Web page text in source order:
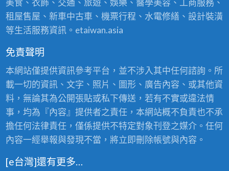
美食、衣飾、交通、旅遊、娛樂、醫學美容、工商服務、
租屋售屋、新車中古車、機票行程、水電修繕、設計裝潢
等生活服務資訊。etaiwan.asia
免責聲明
本網站僅提供資訊參考平台，並不涉入其中任何諮詢。所
載一切的資訊、文字、照片、圖形、廣告內容、或其他資
料，無論其為公開張貼或私下傳送，若有不實或違法情
事，均為『內容』提供者之責任，本網站概不負責也不承
擔任何法律責任，僅係提供不特定對象刊登之媒介。任何
內容一經舉報與發現不當，將立即刪除帳號與內容。
[e台灣]還有更多…